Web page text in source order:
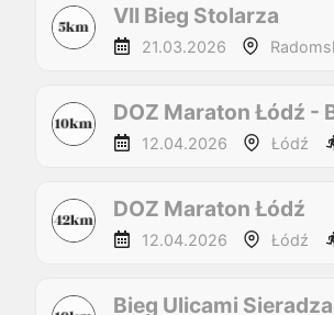
VII Bieg Stolarza
21.03.2026
DOZ Maraton Łódź -
12.04.2026 Łódź
DOZ Maraton Łódź
12.04.2026 Łódź
Bieg Ulicami